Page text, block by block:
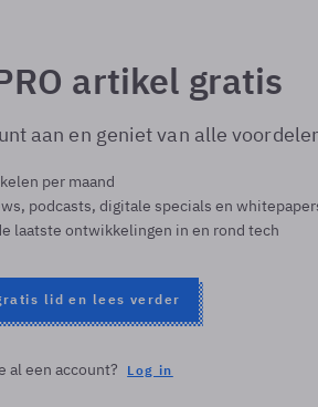
artikel gratis
aan en geniet van alle
per maand
podcasts, digitale specials en
laatste ontwikkelingen in en rond tech
lid en lees verder
al een account? Log in